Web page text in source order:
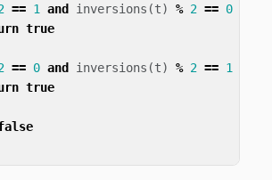
== 1 and inversions (t) % 2 == 0
true
== 0 and inversions (t) % 2 == 1
true